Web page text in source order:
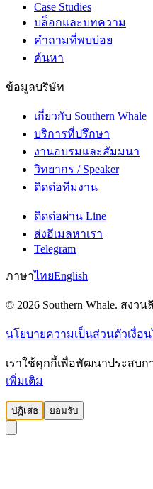
Case Studies
บล็อกและบทความ
คำถามที่พบบ่อย
ค้นหา
ข้อมูลบริษัท
เกี่ยวกับ Southern Whale
บริการที่ปรึกษา
งานอบรมและสัมมนา
วิทยากร / Speaker
ติดต่อทีมงาน
ติดต่อผ่าน Line
ส่งอีเมลหาเรา
Telegram
ภาษาไทยEnglish
© 2026 Southern Whale. สงว
นโยบายความเป็นส่วนตัวเงื่อ
เราใช้คุกกี้เพื่อพัฒนาประสบ
เพิ่มเติม
ปฏิเสธ ยอมรับ